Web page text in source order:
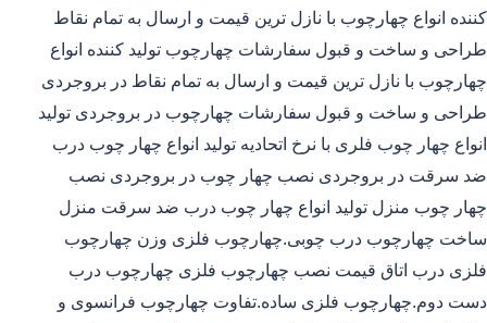
کننده انواع چهارچوب با نازل ترین قیمت و ارسال به تمام نقاط
طراحی و ساخت و قبول سفارشات چهارچوب تولید کننده انواع
چهارچوب با نازل ترین قیمت و ارسال به تمام نقاط در بروجردی
طراحی و ساخت و قبول سفارشات چهارچوب در بروجردی تولید
انواع چهار چوب فلری با نرخ اتحادیه تولید انواع چهار چوب درب
ضد سرقت در بروجردی نصب چهار چوب در بروجردی نصب
چهار چوب منزل تولید انواع چهار چوب درب ضد سرقت منزل
ساخت چهارچوب درب چوبی.چهارچوب فلزی وزن چهارچوب
فلزی درب اتاق قیمت نصب چهارچوب فلزی چهارچوب درب
دست دوم.چهارچوب فلزی ساده.تفاوت چهارچوب فرانسوی و